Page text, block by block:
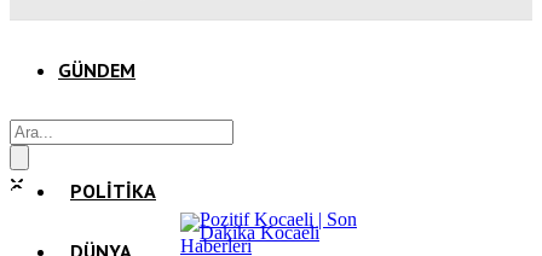
GÜNDEM
POLITIKA
DÜNYA